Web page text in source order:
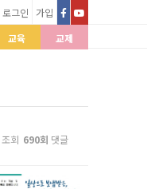
로그인
가입
교육 교제
조회 690회 댓글